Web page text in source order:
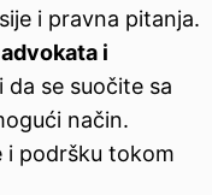
i pravna pitanja.
i
da se suočite sa
način.
i podršku tokom